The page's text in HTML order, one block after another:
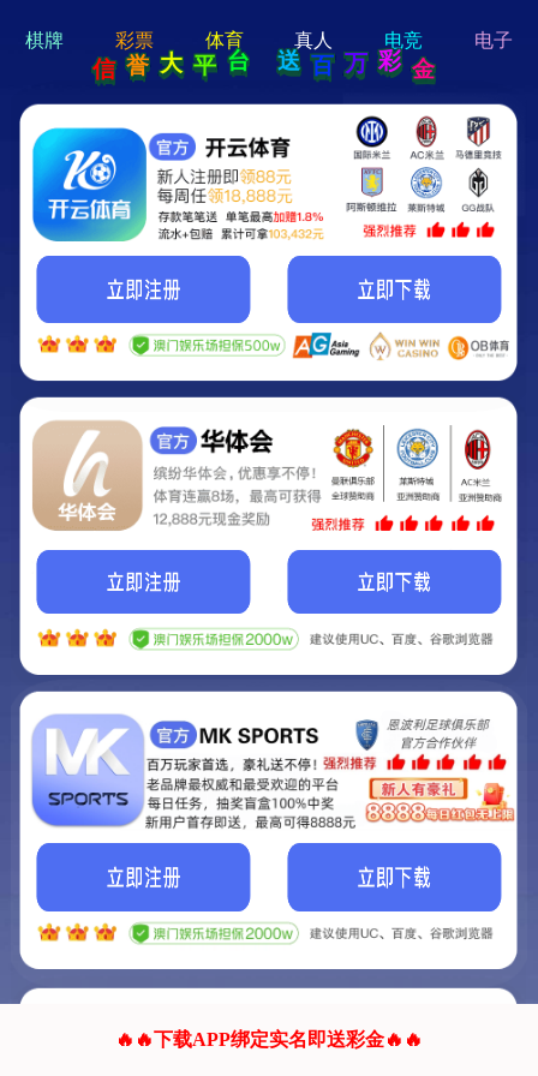
hi 💗
Hey Guys!
我们即将上线啦...
我们的网站正在建设.
它将是非常棒的网站.
联系我们!